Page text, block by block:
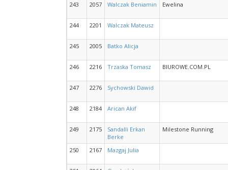
243 2057 Walczak Beniamin Ewelina
244 2201 Walczak Mateusz
245 2005 Batko Alicja
246 2216 Trzaska Tomasz BIUROWE.COM.PL
247 2276 Sychowski Dawid
248 2184 Arican Akif
249 2175
Sandalli Erkan
Berke
Milestone Running
250 2167 Mazgaj Julia